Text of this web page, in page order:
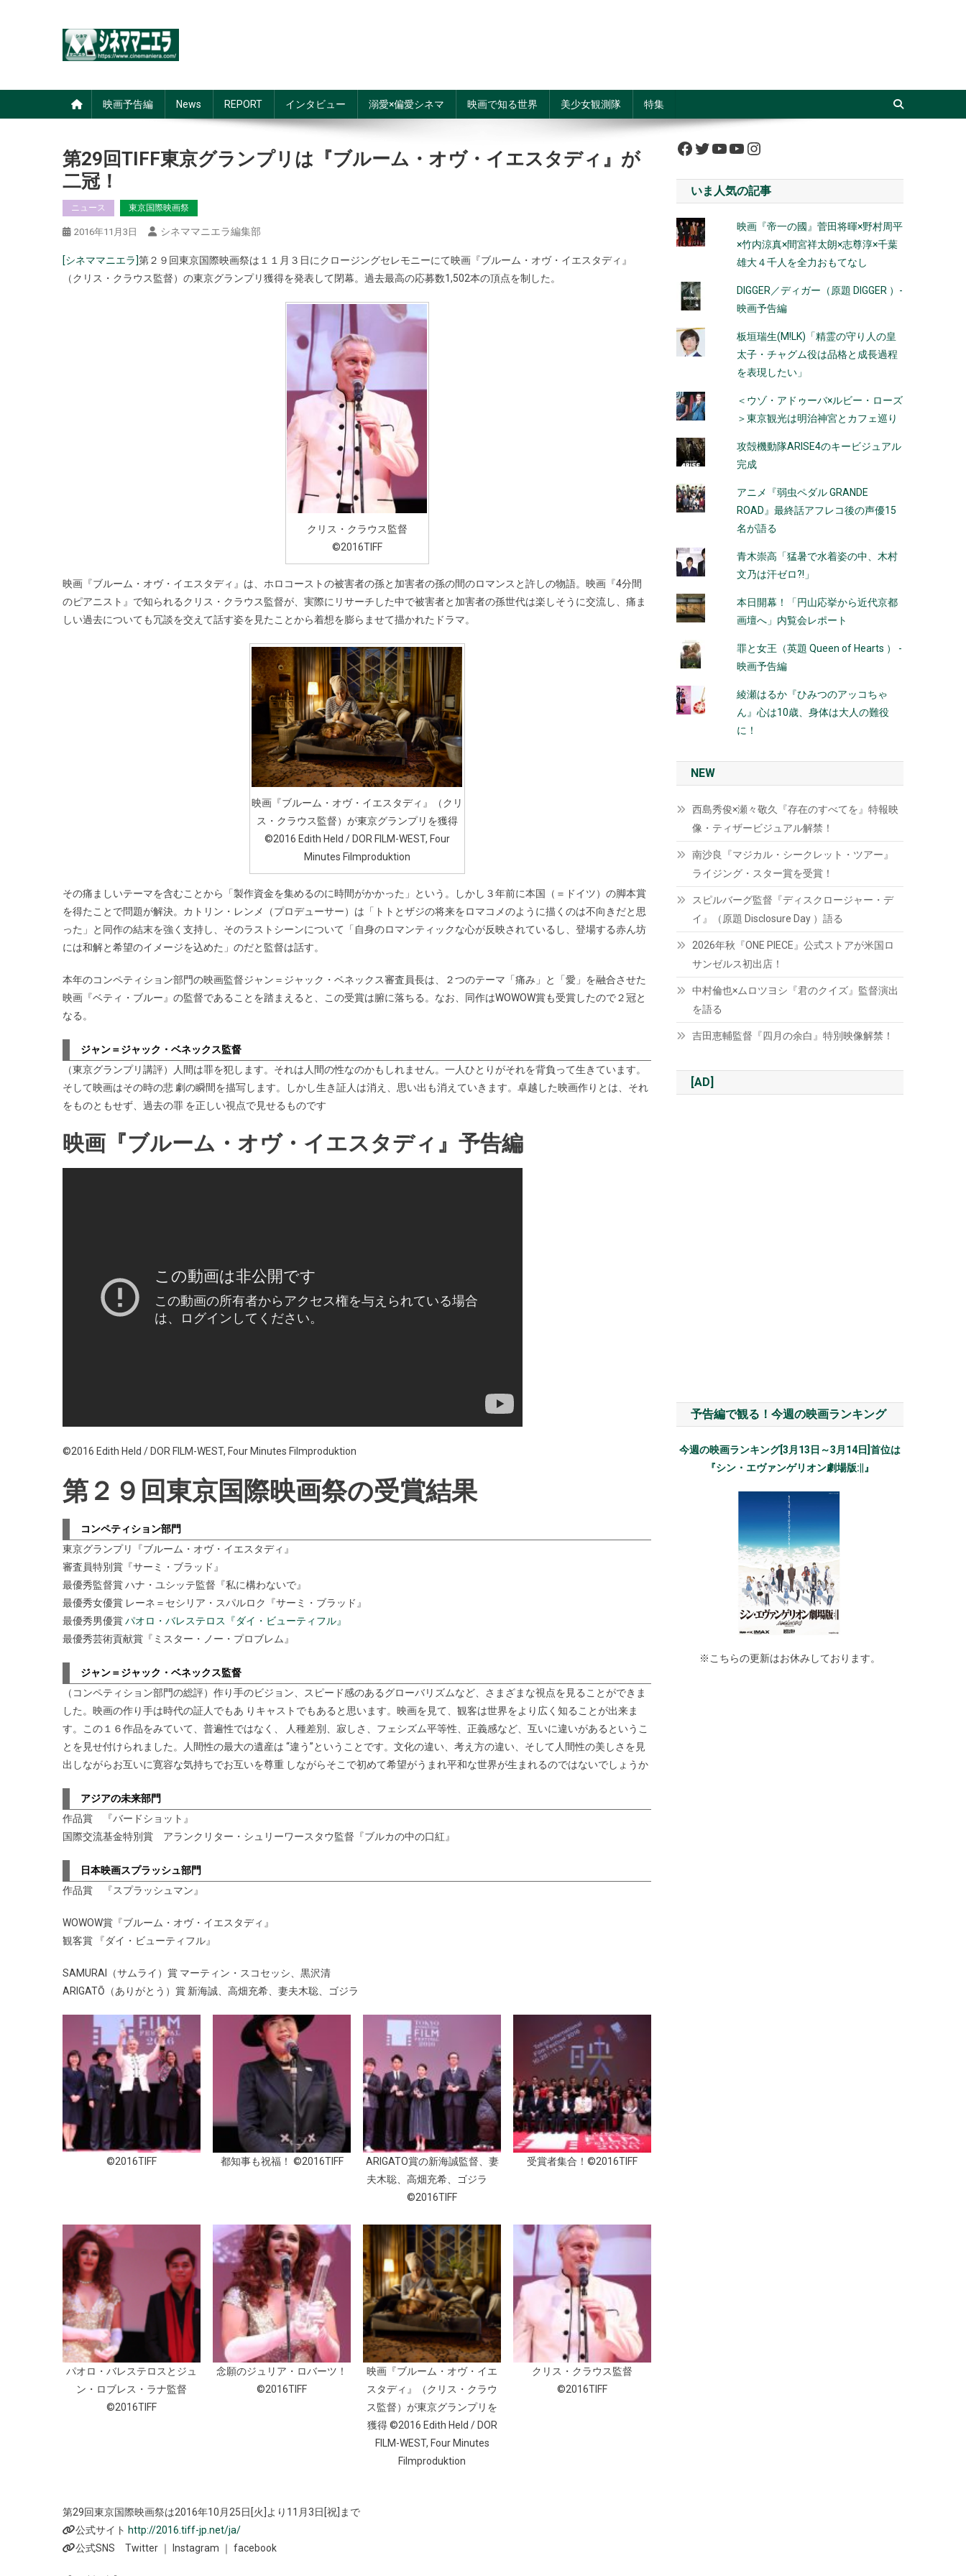
映画予告編 News REPORT インタビュー 溺愛×偏愛シネマ 映画で知る世界 美少女観測隊 特集
第29回TIFF東京グランプリは『ブルーム・オヴ・イエスタディ』が
二冠！
ニュース 東京国際映画祭
2016年11月3日 シネママニエラ編集部
[シネママニエラ]第２９回東京国際映画祭は１１月３日にクロージングセレモニーにて映画『ブルーム・オヴ・イエスタディ』
（クリス・クラウス監督）の東京グランプリ獲得を発表して閉幕。過去最高の応募数1,502本の頂点を制した。
クリス・クラウス監督
©2016TIFF
映画『ブルーム・オヴ・イエスタディ』は、ホロコーストの被害者の孫と加害者の孫の間のロマンスと許しの物語。映画『4分間
のピアニスト』で知られるクリス・クラウス監督が、実際にリサーチした中で被害者と加害者の孫世代は楽しそうに交流し、痛ま
しい過去についても冗談を交えて話す姿を見たことから着想を膨らませて描かれたドラマ。
映画『ブルーム・オヴ・イエスタディ』（クリ
ス・クラウス監督）が東京グランプリを獲得
©2016 Edith Held / DOR FILM-WEST, Four
Minutes Filmproduktion
その痛ましいテーマを含むことから「製作資金を集めるのに時間がかかった」という。しかし３年前に本国（＝ドイツ）の脚本賞
を得たことで問題が解決。カトリン・レンメ（プロデューサー）は「トトとザジの将来をロマコメのように描くのは不向きだと思
った」と同作の結末を強く支持し、そのラストシーンについて「自身のロマンティックな心が反映されているし、登場する赤ん坊
には和解と希望のイメージを込めた」のだと監督は話す。
本年のコンペティション部門の映画監督ジャン＝ジャック・ベネックス審査員長は、２つのテーマ「痛み」と「愛」を融合させた
映画『ベティ・ブルー』の監督であることを踏まえると、この受賞は腑に落ちる。なお、同作はWOWOW賞も受賞したので２冠と
なる。
ジャン＝ジャック・ベネックス監督
（東京グランプリ講評）人間は罪を犯します。それは人間の性なのかもしれません。一人ひとりがそれを背負って生きています。
そして映画はその時の悲 劇の瞬間を描写します。しかし生き証人は消え、思い出も消えていきます。卓越した映画作りとは、それ
をものともせず、過去の罪 を正しい視点で見せるものです
映画『ブルーム・オヴ・イエスタディ』予告編
©2016 Edith Held / DOR FILM-WEST, Four Minutes Filmproduktion
第２９回東京国際映画祭の受賞結果
コンペティション部門
東京グランプリ『ブルーム・オヴ・イエスタディ』
審査員特別賞『サーミ・ブラッド』
最優秀監督賞 ハナ・ユシッテ監督『私に構わないで』
最優秀女優賞 レーネ＝セシリア・スパルロク『サーミ・ブラッド』
最優秀男優賞パオロ・バレステロス『ダイ・ビューティフル』
最優秀芸術貢献賞『ミスター・ノー・プロブレム』
ジャン＝ジャック・ベネックス監督
（コンペティション部門の総評）作り手のビジョン、スピード感のあるグローバリズムなど、さまざまな視点を見ることができま
した。映画の作り手は時代の証人でもあ りキャストでもあると思います。映画を見て、観客は世界をより広く知ることが出来ま
す。この１６作品をみていて、普遍性ではなく、 人種差別、寂しさ、フェシズム平等性、正義感など、互いに違いがあるというこ
とを見せ付けられました。人間性の最大の遺産は “違う”ということです。文化の違い、考え方の違い、そして人間性の美しさを見
出しながらお互いに寛容な気持ちでお互いを尊重 しながらそこで初めて希望がうまれ平和な世界が生まれるのではないでしょうか
アジアの未来部門
作品賞 『バードショット』
国際交流基金特別賞 アランクリター・シュリーワースタウ監督『ブルカの中の口紅』
日本映画スプラッシュ部門
作品賞 『スプラッシュマン』
WOWOW賞『ブルーム・オヴ・イエスタディ』
観客賞 『ダイ・ビューティフル』
SAMURAI（サムライ）賞 マーティン・スコセッシ、黒沢清
ARIGATŌ（ありがとう）賞 新海誠、高畑充希、妻夫木聡、ゴジラ
©2016TIFF 都知事も祝福！ ©2016TIFF
ARIGATO賞の新海誠監督、妻
夫木聡、高畑充希、ゴジラ
©2016TIFF
受賞者集合！©2016TIFF
パオロ・バレステロスとジュ
ン・ロブレス・ラナ監督
©2016TIFF
念願のジュリア・ロバーツ！
©2016TIFF
映画『ブルーム・オヴ・イエ
スタディ』（クリス・クラウ
ス監督）が東京グランプリを
獲得 ©2016 Edith Held / DOR
FILM-WEST, Four Minutes
Filmproduktion
クリス・クラウス監督
©2016TIFF
第29回東京国際映画祭は2016年10月25日[火]より11月3日[祝]まで
公式サイト http://2016.tiff-jp.net/ja/
公式SNS Twitter ｜ Instagram ｜ facebook
Facebook
Twitter
YouTube
YouTube
Instagram
いま人気の記事
映画『帝一の國』菅田将暉×野村周平
×竹内涼真×間宮祥太朗×志尊淳×千葉
雄大４千人を全力おもてなし
DIGGER／ディガー（原題 DIGGER ）-
映画予告編
板垣瑞生(M!LK)「精霊の守り人の皇
太子・チャグム役は品格と成長過程
を表現したい」
＜ウゾ・アドゥーバ×ルビー・ローズ
＞東京観光は明治神宮とカフェ巡り
攻殻機動隊ARISE4のキービジュアル
完成
アニメ『弱虫ペダル GRANDE
ROAD』最終話アフレコ後の声優15
名が語る
青木崇高「猛暑で水着姿の中、木村
文乃は汗ゼロ?!」
本日開幕！「円山応挙から近代京都
画壇へ」内覧会レポート
罪と女王（英題 Queen of Hearts ） -
映画予告編
綾瀬はるか『ひみつのアッコちゃ
ん』心は10歳、身体は大人の難役
に！
NEW
西島秀俊×瀬々敬久『存在のすべてを』特報映
像・ティザービジュアル解禁！
南沙良『マジカル・シークレット・ツアー』
ライジング・スター賞を受賞！
スピルバーグ監督『ディスクロージャー・デ
イ』（原題 Disclosure Day ）語る
2026年秋『ONE PIECE』公式ストアが米国ロ
サンゼルス初出店！
中村倫也×ムロツヨシ『君のクイズ』監督演出
を語る
吉田恵輔監督『四月の余白』特別映像解禁！
[AD]
予告編で観る！今週の映画ランキング
今週の映画ランキング[3月13日～3月14日]首位は
『シン・エヴァンゲリオン劇場版:||』
※こちらの更新はお休みしております。